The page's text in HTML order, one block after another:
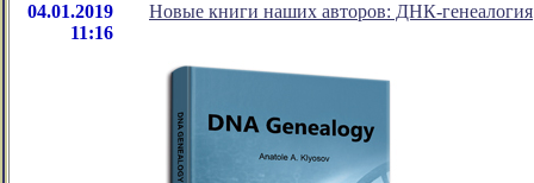
04.01.2019
11:16
Новые книги наших авторов: ДНК-генеалогия